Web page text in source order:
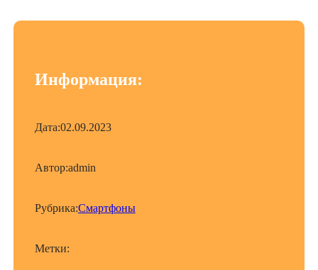
Информация:
Дата:02.09.2023
Автор:admin
Рубрика:Смартфоны
Метки: